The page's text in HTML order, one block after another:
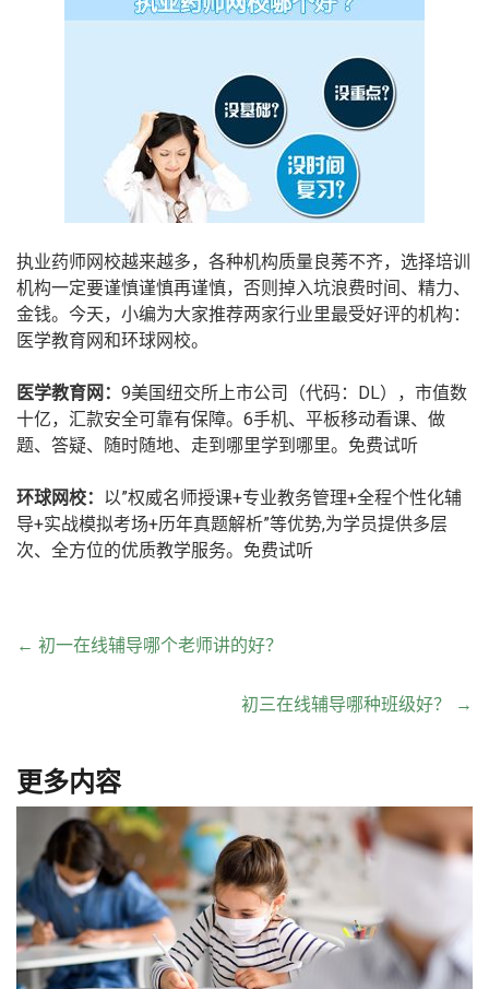
执业药师网校越来越多，各种机构质量良莠不齐，选择培训
机构一定要谨慎谨慎再谨慎，否则掉入坑浪费时间、精力、
金钱。今天，小编为大家推荐两家行业里最受好评的机构：
医学教育网和环球网校。
医学教育网： 9美国纽交所上市公司（代码：DL），市值数
十亿，汇款安全可靠有保障。6手机、平板移动看课、做
题、答疑、随时随地、走到哪里学到哪里。免费试听
环球网校： 以”权威名师授课+专业教务管理+全程个性化辅
导+实战模拟考场+历年真题解析”等优势,为学员提供多层
次、全方位的优质教学服务。免费试听
← 初一在线辅导哪个老师讲的好？
初三在线辅导哪种班级好？ →
更多内容